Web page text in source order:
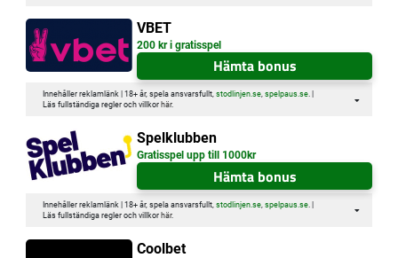
VBET
200 kr i gratisspel
Hämta bonus
Innehåller reklamlänk | 18+ år, spela ansvarsfullt, stodlinjen.se, spelpaus.se. |
Läs fullständiga regler och villkor här.
Spelklubben
Gratisspel upp till 1000kr
Hämta bonus
Innehåller reklamlänk | 18+ år, spela ansvarsfullt, stodlinjen.se, spelpaus.se. |
Läs fullständiga regler och villkor här.
Coolbet